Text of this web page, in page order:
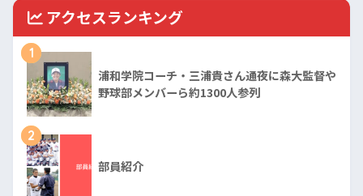
アクセスランキング
1
浦和学院コーチ・三浦貴さん通夜に森大監督や
野球部メンバーら約1300人参列
2
部員紹介